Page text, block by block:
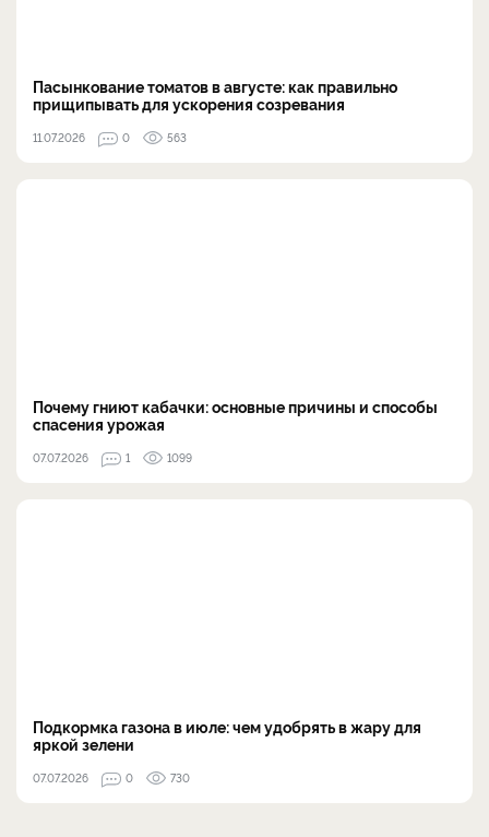
Пасынкование томатов в августе: как правильно
прищипывать для ускорения созревания
11.07.2026 0 563
Почему гниют кабачки: основные причины и способы
спасения урожая
07.07.2026 1 1099
Подкормка газона в июле: чем удобрять в жару для
яркой зелени
07.07.2026 0 730